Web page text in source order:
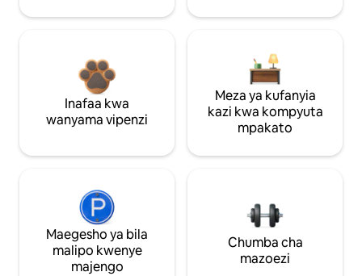
Inafaa kwa
wanyama vipenzi
Meza ya kufanyia
kazi kwa kompyuta
mpakato
Maegesho ya bila
malipo kwenye
majengo
Chumba cha
mazoezi